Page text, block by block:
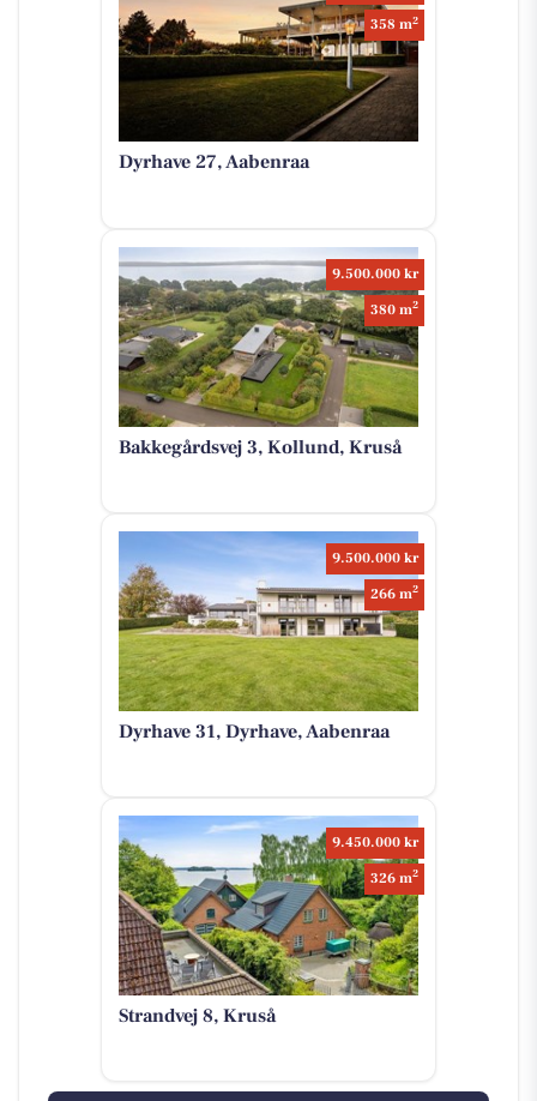
358 m2
Dyrhave 27, Aabenraa
9.500.000 kr
380 m2
Bakkegårdsvej 3, Kollund, Kruså
9.500.000 kr
266 m2
Dyrhave 31, Dyrhave, Aabenraa
9.450.000 kr
326 m2
Strandvej 8, Kruså